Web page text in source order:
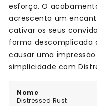
Nome
Distressed Rust
esforço. O
acrescenta um
cativar os seus
forma descomplicada
causar uma
simplicidade com
facilidade na sua